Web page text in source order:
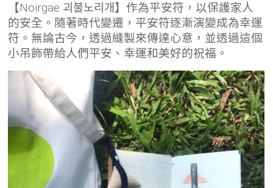
【Noirgae 괴불노리개】作為平安符，以保護家人
的安全。隨著時代變遷，平安符逐漸演變成為幸運
符。無論古今，透過縫製來傳達心意，並透過這個
小吊飾帶給人們平安、幸運和美好的祝福。